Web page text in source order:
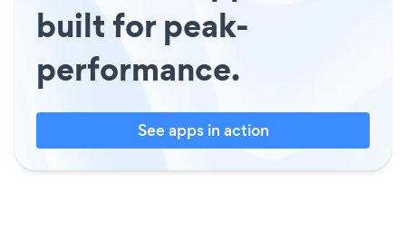
built for peak-
performance.
See apps in action